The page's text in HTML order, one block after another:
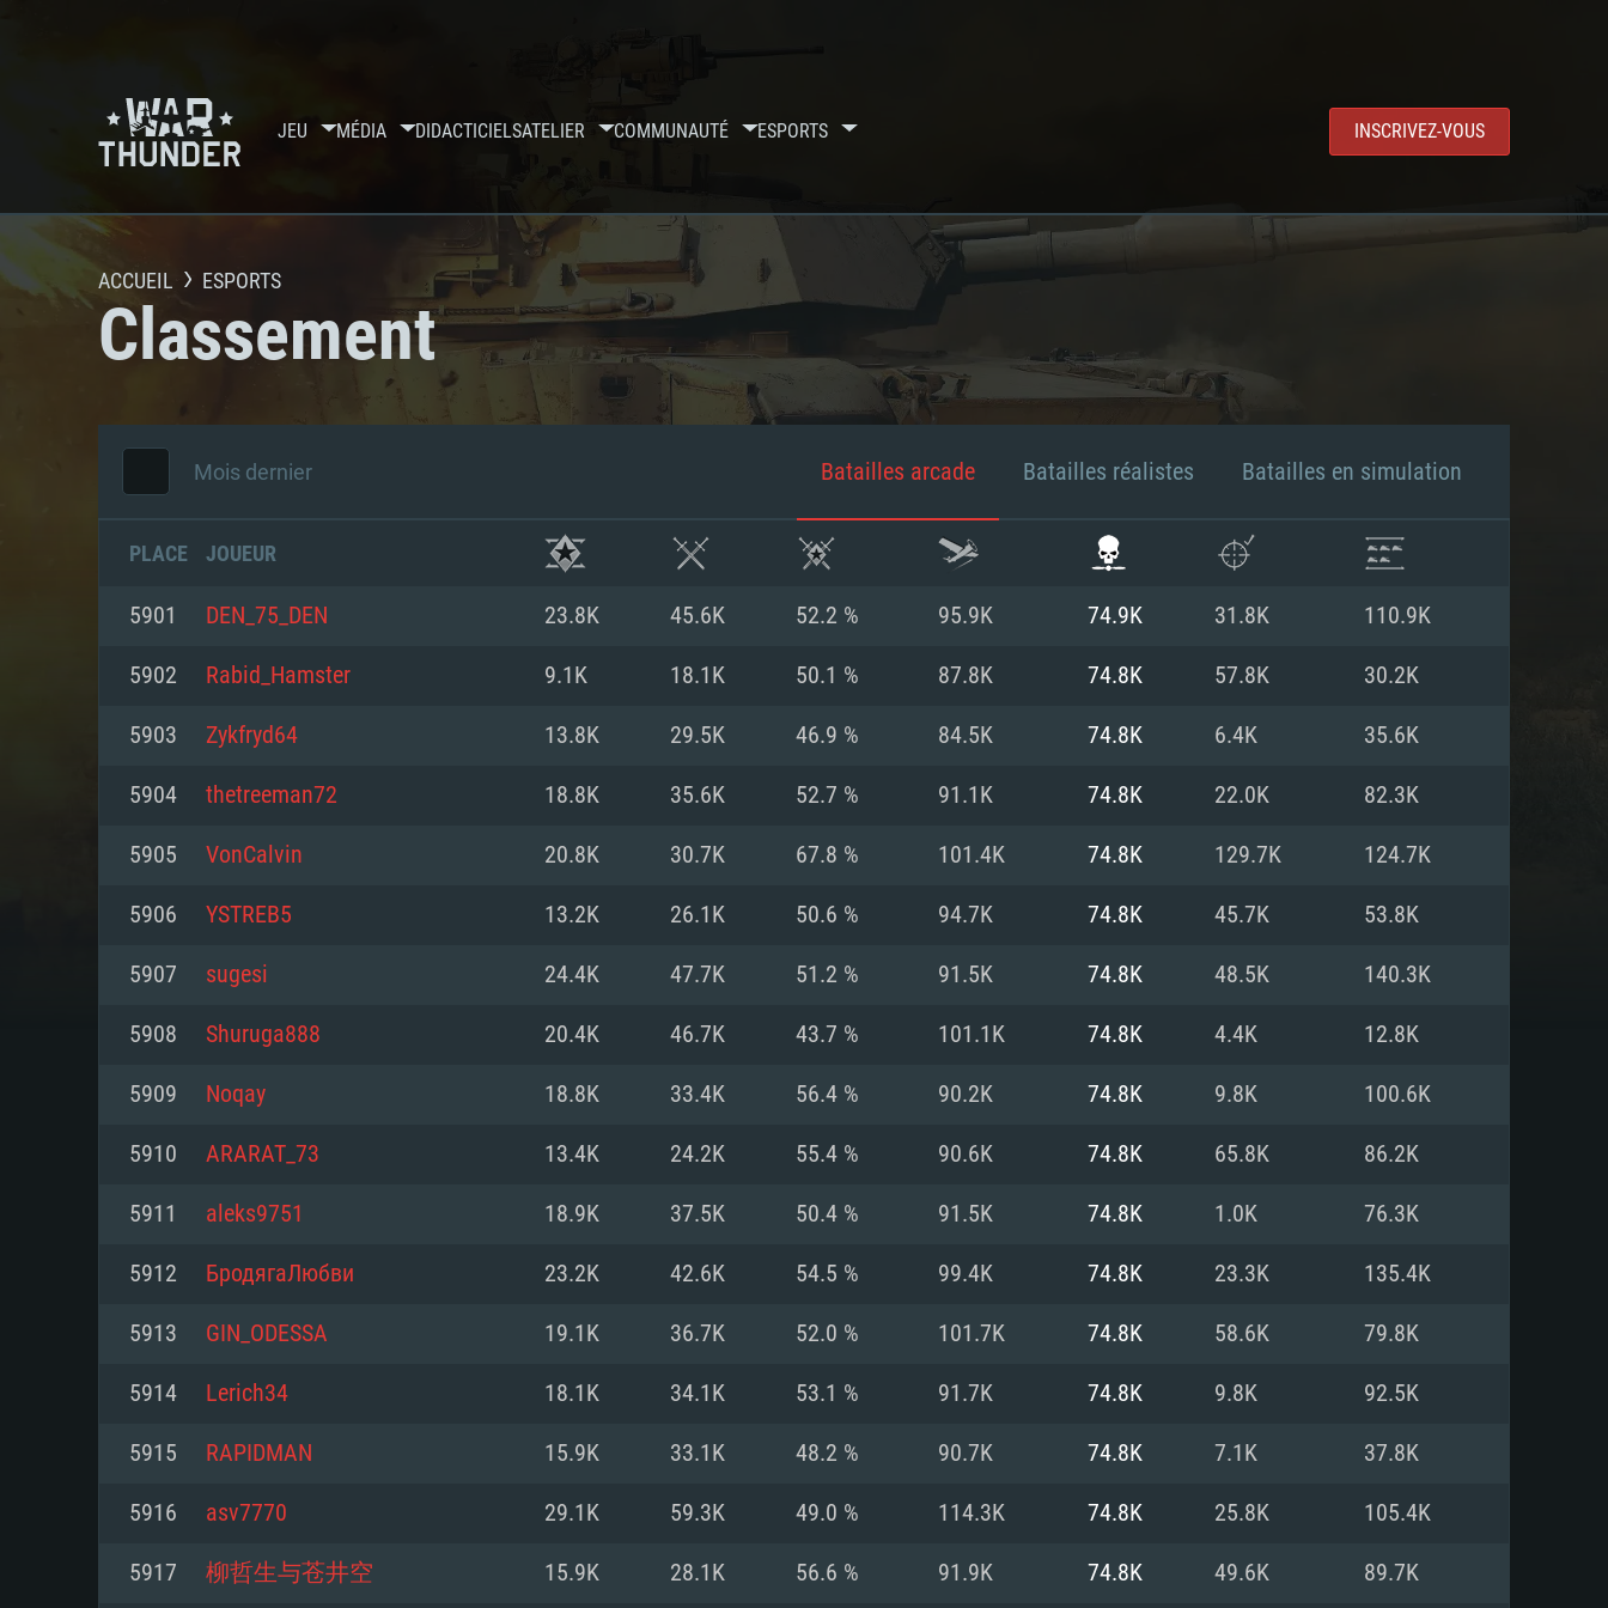
JEU MÉDIA DIDACTICIELSATELIER COMMUNAUTÉ ESPORTS INSCRIVEZ-VOUS
CONFIGURATION SYSTÈME REQUISE
Minimum
Mémoire: 4 GB
Carte graphique supportant DirectX 11: AMD
Radeon 77XX / NVIDIA GeForce GTX 660. La
résolution minimale supportée par le jeu est de
Recommandée
Carte graphique supportant DirectX 11 ou plus et
drivers: Nvidia GeForce 1060 et plus, Radeon RX
570 et plus.
Connection: Connexion Internet à haut débit
Minimum
processeurs Intel Xeon ne sont pas supportés)
Mémoire: 6 GB
Carte graphique: Intel Iris Pro 5200 (Mac), ou
analogue AMD/Nvidia. La résolution minimale
Recommandée
ne sont pas supportés)
Mémoire: 8 GB
Carte graphique: Radeon Vega II ou plus avec
support de Metal
Connection: Connexion Internet à haut débit
Minimum
modernes
Processeur: Dual-Core 2.4 GHz
Mémoire: 4 GB
Carte graphique: NVIDIA 660 avec les derniers
drivers (moins de 6 mois) / de même pour AMD
de 720p)
Recommandée
Carte graphique: NVIDIA 1060 avec les derniers
drivers (moins de 6 mois) / de même pour AMD
(Radeon RX 570) avec les derniers drivers de
ACCUEIL ESPORTS
Classement
Mois dernier Batailles arcade Batailles réalistes Batailles en simulation
PLACE JOUEUR
5901 DEN_75_DEN 23.8K 45.6K 52.2 % 95.9K 74.9K 31.8K 110.9K
5902 Rabid_Hamster 9.1K 18.1K 50.1 % 87.8K 74.8K 57.8K 30.2K
5903 Zykfryd64 13.8K 29.5K 46.9 % 84.5K 74.8K 6.4K 35.6K
5904 thetreeman72 18.8K 35.6K 52.7 % 91.1K 74.8K 22.0K 82.3K
5905 VonCalvin 20.8K 30.7K 67.8 % 101.4K 74.8K 129.7K 124.7K
5906 YSTREB5 13.2K 26.1K 50.6 % 94.7K 74.8K 45.7K 53.8K
5907 sugesi 24.4K 47.7K 51.2 % 91.5K 74.8K 48.5K 140.3K
5908 Shuruga888 20.4K 46.7K 43.7 % 101.1K 74.8K 4.4K 12.8K
5909 Noqay 18.8K 33.4K 56.4 % 90.2K 74.8K 9.8K 100.6K
5910 ARARAT_73 13.4K 24.2K 55.4 % 90.6K 74.8K 65.8K 86.2K
5911 aleks9751 18.9K 37.5K 50.4 % 91.5K 74.8K 1.0K 76.3K
5912 БродягаЛюбви 23.2K 42.6K 54.5 % 99.4K 74.8K 23.3K 135.4K
5913 GIN_ODESSA 19.1K 36.7K 52.0 % 101.7K 74.8K 58.6K 79.8K
5914 Lerich34 18.1K 34.1K 53.1 % 91.7K 74.8K 9.8K 92.5K
5915 RAPIDMAN 15.9K 33.1K 48.2 % 90.7K 74.8K 7.1K 37.8K
5916 asv7770 29.1K 59.3K 49.0 % 114.3K 74.8K 25.8K 105.4K
5917 柳哲生与苍井空 15.9K 28.1K 56.6 % 91.9K 74.8K 49.6K 89.7K